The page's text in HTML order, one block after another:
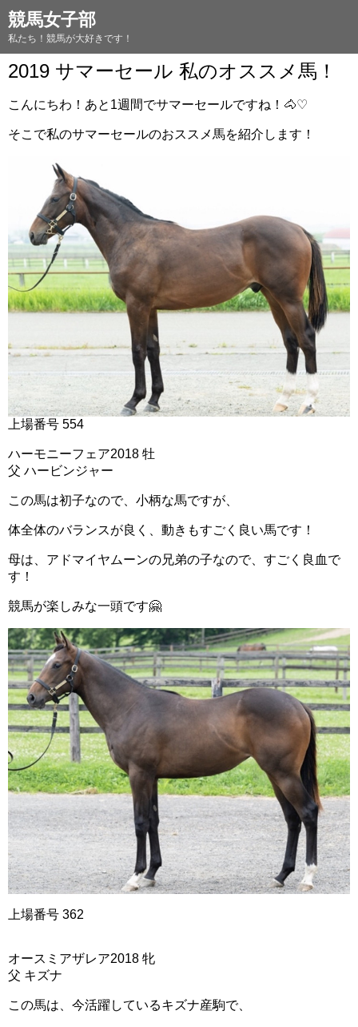
競馬女子部
私たち！競馬が大好きです！
2019 サマーセール 私のオススメ馬！
こんにちわ！あと1週間でサマーセールですね！🐴♡
そこで私のサマーセールのおススメ馬を紹介します！
上場番号 554
ハーモニーフェア2018 牡
父 ハービンジャー
この馬は初子なので、小柄な馬ですが、
体全体のバランスが良く、動きもすごく良い馬です！
母は、アドマイヤムーンの兄弟の子なので、すごく良血で
す！
競馬が楽しみな一頭です🤗
上場番号 362
オースミアザレア2018 牝
父 キズナ
この馬は、今活躍しているキズナ産駒で、